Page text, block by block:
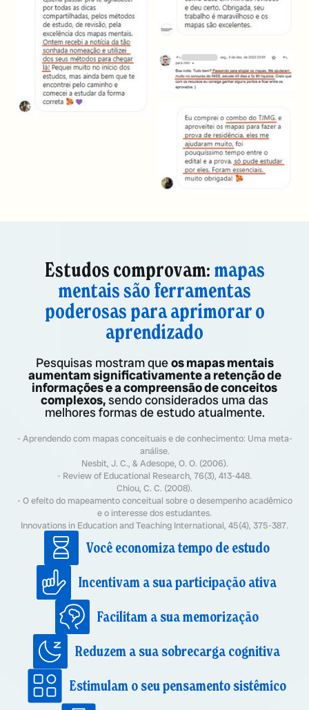
Estudos comprovam: mapas
mentais são ferramentas
poderosas para aprimorar o
aprendizado
Pesquisas mostram queos mapas mentais
aumentam significativamente a retenção de
informações e a compreensão de conceitos
complexos,sendo considerados uma das
melhores formas de estudo atualmente.
- Aprendendo com mapas conceituais e de conhecimento: Uma meta-
análise.
Nesbit, J. C., & Adesope, O. O. (2006).
- Review of Educational Research, 76(3), 413-448.
Chiou, C. C. (2008).
- O efeito do mapeamento conceitual sobre o desempenho acadêmico
e o interesse dos estudantes.
Innovations in Education and Teaching International, 45(4), 375-387.
Você economiza tempo de estudo
Incentivam a sua participação ativa
Facilitam a sua memorização
Reduzem a sua sobrecarga cognitiva
Estimulam o seu pensamento sistêmico